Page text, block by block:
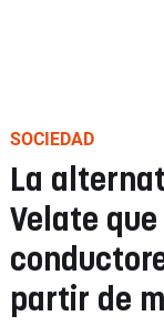
SOCIEDAD
La
Velate
partir de